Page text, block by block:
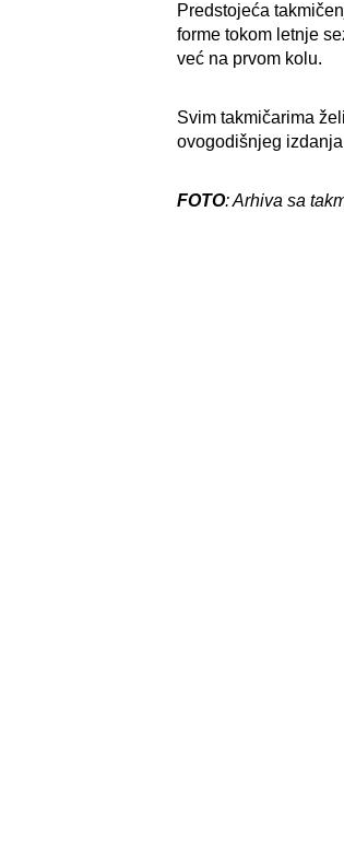
Predstojeća
forme tokom letnje
već na prvom kolu.
Svim takmičarima
ovogodišnjeg
FOTO: Arhiva sa